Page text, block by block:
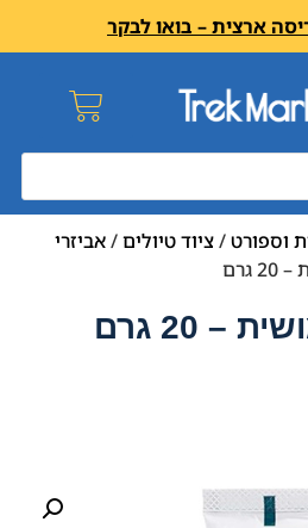
וספורט/ציוד טיולים/אביזרי
20 גרם